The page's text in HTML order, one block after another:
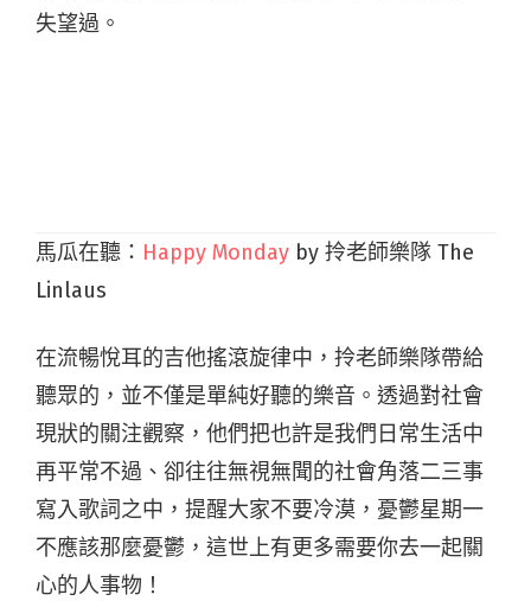
失望過。
馬瓜在聽： Happy Monday by 拎老師樂隊 The
Linlaus
在流暢悅耳的吉他搖滾旋律中，拎老師樂隊帶給
聽眾的，並不僅是單純好聽的樂音。透過對社會
現狀的關注觀察，他們把也許是我們日常生活中
再平常不過、卻往往無視無聞的社會角落二三事
寫入歌詞之中，提醒大家不要冷漠，憂鬱星期一
不應該那麼憂鬱，這世上有更多需要你去一起關
心的人事物！